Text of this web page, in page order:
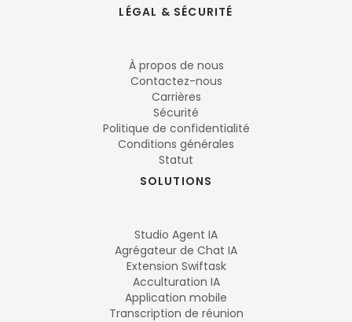
LÉGAL & SÉCURITÉ
À propos de nous
Contactez-nous
Carrières
Sécurité
Politique de confidentialité
Conditions générales
Statut
SOLUTIONS
Studio Agent IA
Agrégateur de Chat IA
Extension Swiftask
Acculturation IA
Application mobile
Transcription de réunion